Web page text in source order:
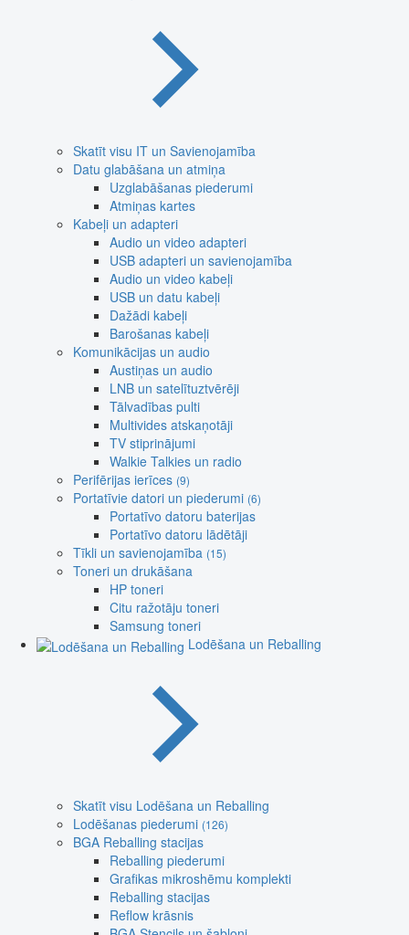
Skatīt visu IT un Savienojamība
Datu glabāšana un atmiņa
Uzglabāšanas piederumi
Atmiņas kartes
Kabeļi un adapteri
Audio un video adapteri
USB adapteri un savienojamība
Audio un video kabeļi
USB un datu kabeļi
Dažādi kabeļi
Barošanas kabeļi
Komunikācijas un audio
Austiņas un audio
LNB un satelītuztvērēji
Tālvadības pulti
Multivides atskaņotāji
TV stiprinājumi
Walkie Talkies un radio
Perifērijas ierīces (9)
Portatīvie datori un piederumi (6)
Portatīvo datoru baterijas
Portatīvo datoru lādētāji
Tīkli un savienojamība (15)
Toneri un drukāšana
HP toneri
Citu ražotāju toneri
Samsung toneri
Lodēšana un Reballing
Skatīt visu Lodēšana un Reballing
Lodēšanas piederumi (126)
BGA Reballing stacijas
Reballing piederumi
Grafikas mikroshēmu komplekti
Reballing stacijas
Reflow krāsnis